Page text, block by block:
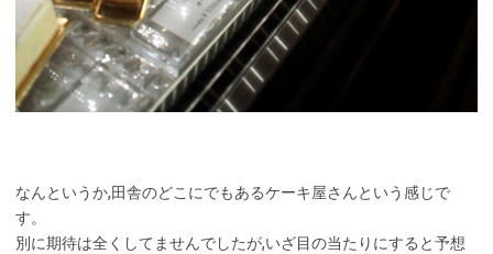
なんというか,田舎のどこにでもあるケーキ屋さんという感じで
す。
別に期待は全くしてませんでしたが,いざ目の当たりにすると予想